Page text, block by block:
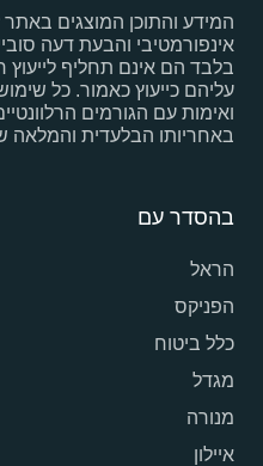
המידע והתוכן המוצגים
אינפורמטיבי והבעת דעה
בלבד הם אינם תחליף לייעוץ
עליהם כייעוץ כאמור. כל
ואימות עם הגורמים
באחריותו הבלעדית
בהסדר עם
הראל
הפניקס
כלל ביטוח
מגדל
מנורה
איילון